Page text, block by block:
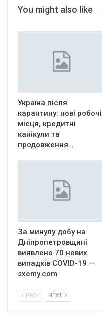
You might also like
Україна після
карантину: нові робочі
місця, кредитні
канікули та
продовження…
За минулу добу на
Дніпропетровщині
виявлено 70 нових
випадків COVID-19 —
sxemy.com
PREV NEXT